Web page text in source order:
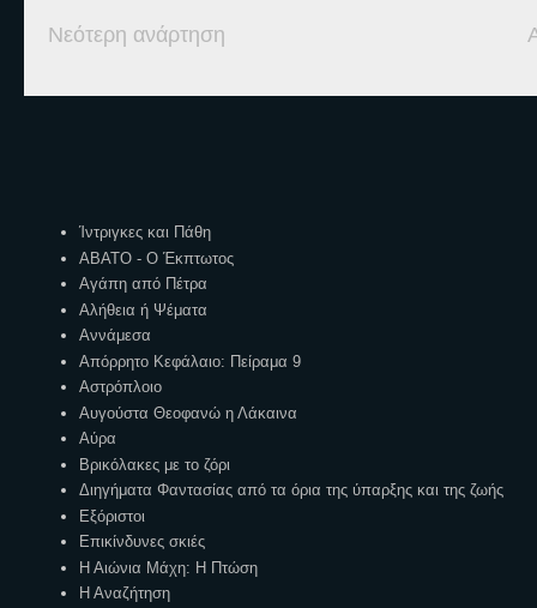
Νεότερη ανάρτηση
Ίντριγκες και Πάθη
ΑΒΑΤΟ - Ο Έκπτωτος
Αγάπη από Πέτρα
Αλήθεια ή Ψέματα
Αννάμεσα
Απόρρητο Κεφάλαιο: Πείραμα 9
Αστρόπλοιο
Αυγούστα Θεοφανώ η Λάκαινα
Αύρα
Βρικόλακες με το ζόρι
Διηγήματα Φαντασίας από τα όρια της ύπαρξης και της ζωής
Εξόριστοι
Επικίνδυνες σκιές
Η Αιώνια Μάχη: Η Πτώση
Η Αναζήτηση